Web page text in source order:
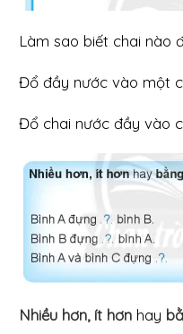
Làm sao biết chai nào
Đổ đầy nước vào một
Đổ chai nước đầy vào
Nhiều hơn, ít hơn hay